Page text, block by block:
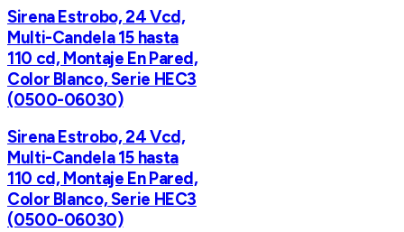
Sirena Estrobo, 24 Vcd,
Multi-Candela 15 hasta
110 cd, Montaje En Pared,
Color Blanco, Serie HEC3
(0500-06030)
Sirena Estrobo, 24 Vcd,
Multi-Candela 15 hasta
110 cd, Montaje En Pared,
Color Blanco, Serie HEC3
(0500-06030)